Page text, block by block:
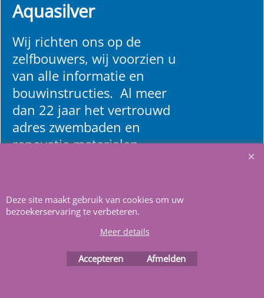
Aquasilver
Wij richten ons op de
zelfbouwers, wij voorzien u
van alle informatie en
bouwinstructies. Al meer
dan 22 jaar het vertrouwd
adres zwembaden en
renovatie materialen.
Deze site maakt gebruik van cookies om uw
bezoekerservaring te verbeteren.
Meer details
Accepteren Afmelden